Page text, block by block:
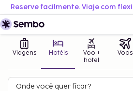
Viagens Hotéis
Voo +
hotel
Voos
Onde você quer ficar?